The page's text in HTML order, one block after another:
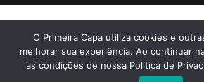
O Primeira Capa utiliza cookies e
melhorar sua experiência. Ao continuar
as condições de nossa Politica de